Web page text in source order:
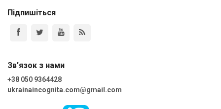
Підпишіться
Зв'язок з нами
+38 050 9364428
ukrainaincognita.com@gmail.com